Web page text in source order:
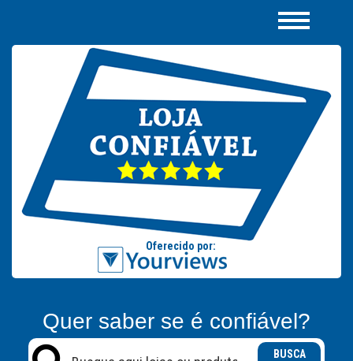
Quer saber se é confiável?
BUSCA